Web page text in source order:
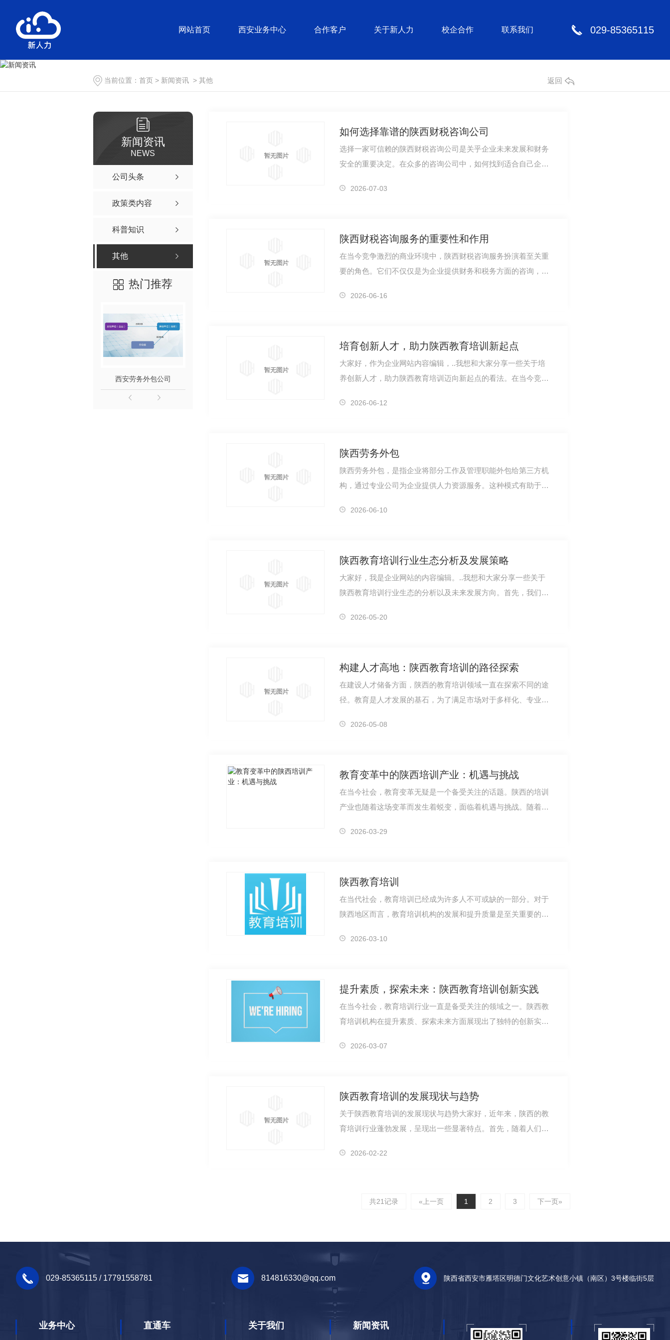
网站首页 西安业务中心 合作客户 关于新人力 校企合作 联系我们 029-85365115
当前位置： 首页 > 新闻资讯 > 其他 返回
新闻资讯
NEWS
公司头条
政策类内容
科普知识
其他
热门推荐
西安劳务外包公司 西安劳务外包 校企合作：打通实习就业“剩余一公里”的实践探索‌
如何选择靠谱的陕西财税咨询公司
选择一家可信赖的陕西财税咨询公司是关乎企业未来发展和财务
安全的重要决定。在众多的咨询公司中，如何找到适合自己企业
2026-07-03
陕西财税咨询服务的重要性和作用
在当今竞争激烈的商业环境中，陕西财税咨询服务扮演着至关重
要的角色。它们不仅仅是为企业提供财务和税务方面的咨询，更
2026-06-16
培育创新人才，助力陕西教育培训新起点
大家好，作为企业网站内容编辑，..我想和大家分享一些关于培
养创新人才，助力陕西教育培训迈向新起点的看法。在当今竞争
2026-06-12
陕西劳务外包
陕西劳务外包，是指企业将部分工作及管理职能外包给第三方机
构，通过专业公司为企业提供人力资源服务。这种模式有助于企
2026-06-10
陕西教育培训行业生态分析及发展策略
大家好，我是企业网站的内容编辑。..我想和大家分享一些关于
陕西教育培训行业生态的分析以及未来发展方向。首先，我们来
2026-05-20
构建人才高地：陕西教育培训的路径探索
在建设人才储备方面，陕西的教育培训领域一直在探索不同的途
径。教育是人才发展的基石，为了满足市场对于多样化、专业化
2026-05-08
教育变革中的陕西培训产业：机遇与挑战
在当今社会，教育变革无疑是一个备受关注的话题。陕西的培训
产业也随着这场变革而发生着蜕变，面临着机遇与挑战。随着科
2026-03-29
陕西教育培训
在当代社会，教育培训已经成为许多人不可或缺的一部分。对于
陕西地区而言，教育培训机构的发展和提升质量是至关重要的事
2026-03-10
提升素质，探索未来：陕西教育培训创新实践
在当今社会，教育培训行业一直是备受关注的领域之一。陕西教
育培训机构在提升素质、探索未来方面展现出了独特的创新实
2026-03-07
陕西教育培训的发展现状与趋势
关于陕西教育培训的发展现状与趋势大家好，近年来，陕西的教
育培训行业蓬勃发展，呈现出一些显著特点。首先，随着人们
2026-02-22
共21记录 «上一页 1 2 3 下一页»
029-85365115 / 17791558781 814816330@qq.com 陕西省西安市雁塔区明德门文化艺术创意小镇（南区）3号楼临街5层
业务中心 直通车 关于我们 新闻资讯